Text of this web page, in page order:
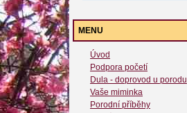
MENU
Úvod
Podpora početí
Dula - doprovod u porodu
Vaše miminka
Porodní příběhy